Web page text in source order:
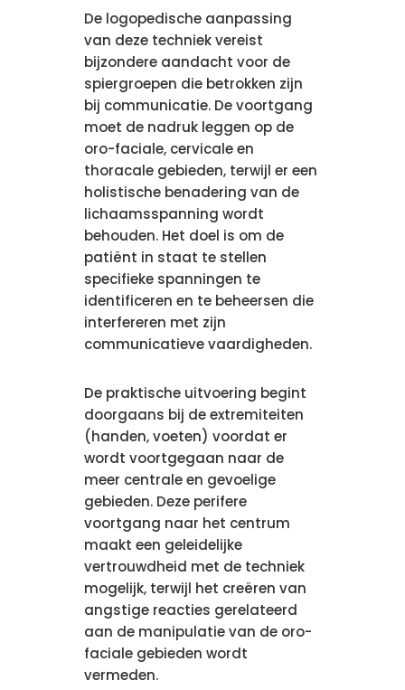
De logopedische aanpassing
van deze techniek vereist
bijzondere aandacht voor de
spiergroepen die betrokken zijn
bij communicatie. De voortgang
moet de nadruk leggen op de
oro-faciale, cervicale en
thoracale gebieden, terwijl er een
holistische benadering van de
lichaamsspanning wordt
behouden. Het doel is om de
patiënt in staat te stellen
specifieke spanningen te
identificeren en te beheersen die
interfereren met zijn
communicatieve vaardigheden.
De praktische uitvoering begint
doorgaans bij de extremiteiten
(handen, voeten) voordat er
wordt voortgegaan naar de
meer centrale en gevoelige
gebieden. Deze perifere
voortgang naar het centrum
maakt een geleidelijke
vertrouwdheid met de techniek
mogelijk, terwijl het creëren van
angstige reacties gerelateerd
aan de manipulatie van de oro-
faciale gebieden wordt
vermeden.